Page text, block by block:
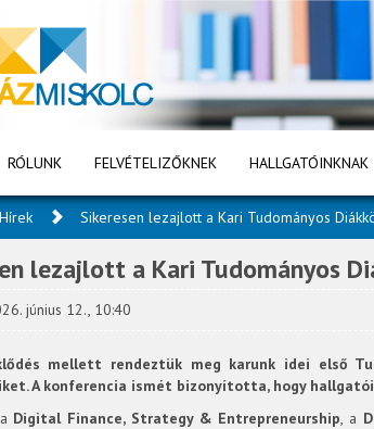
RÓLUNK FELVÉTELIZŐKNEK HALLGATÓINKNAK
Hírek Sikeresen lezajlott a Kari Tudományos
lezajlott a Kari Tudományos
június 12., 10:40
mellett rendeztük meg karunk idei első
A konferencia ismét bizonyította, hogy
Digital Finance, Strategy & Entrepreneurship, a